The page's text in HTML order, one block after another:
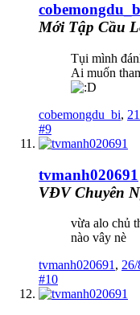
Mới Tập Cầu
Tụi mình
Ai muốn
cobemongdu_bi,
#9
tvmanh020691
VĐV Chuyên
vừa alo chủ
nào vây nè
tvmanh020691 ,
#10